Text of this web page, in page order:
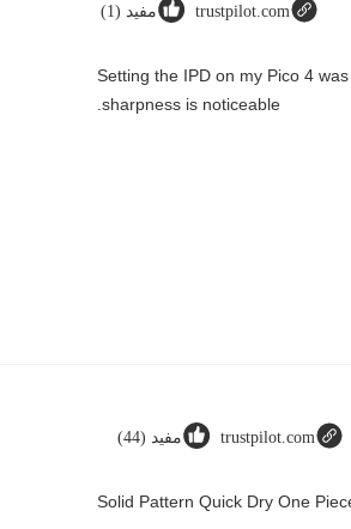
trustpilot.com مفید (1)
"Setting the IPD on my Pico 4
sharpness is noticeable.
trustpilot.com مفید (44)
Solid Pattern Quick Dry One